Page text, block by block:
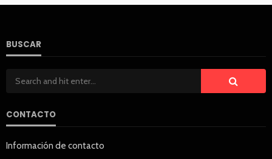
BUSCAR
CONTACTO
Información de contacto